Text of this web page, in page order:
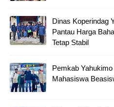
Dinas Koperindag
Pantau Harga
Tetap Stabil
Pemkab
Mahasiswa